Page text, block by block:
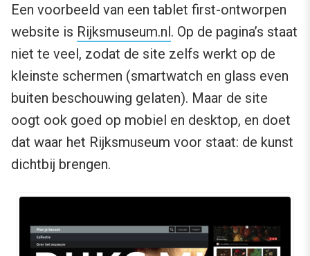
Een voorbeeld van een tablet first-ontworpen
website is Rijksmuseum.nl. Op de pagina’s staat
niet te veel, zodat de site zelfs werkt op de
kleinste schermen (smartwatch en glass even
buiten beschouwing gelaten). Maar de site
oogt ook goed op mobiel en desktop, en doet
dat waar het Rijksmuseum voor staat: de kunst
dichtbij brengen.